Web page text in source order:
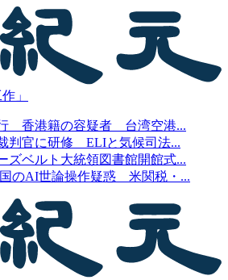
」
香港籍の容疑者 台湾空港...
判官に研修 ELIと気候司法...
ズベルト大統領図書館開館式...
のAI世論操作疑惑 米関税・...